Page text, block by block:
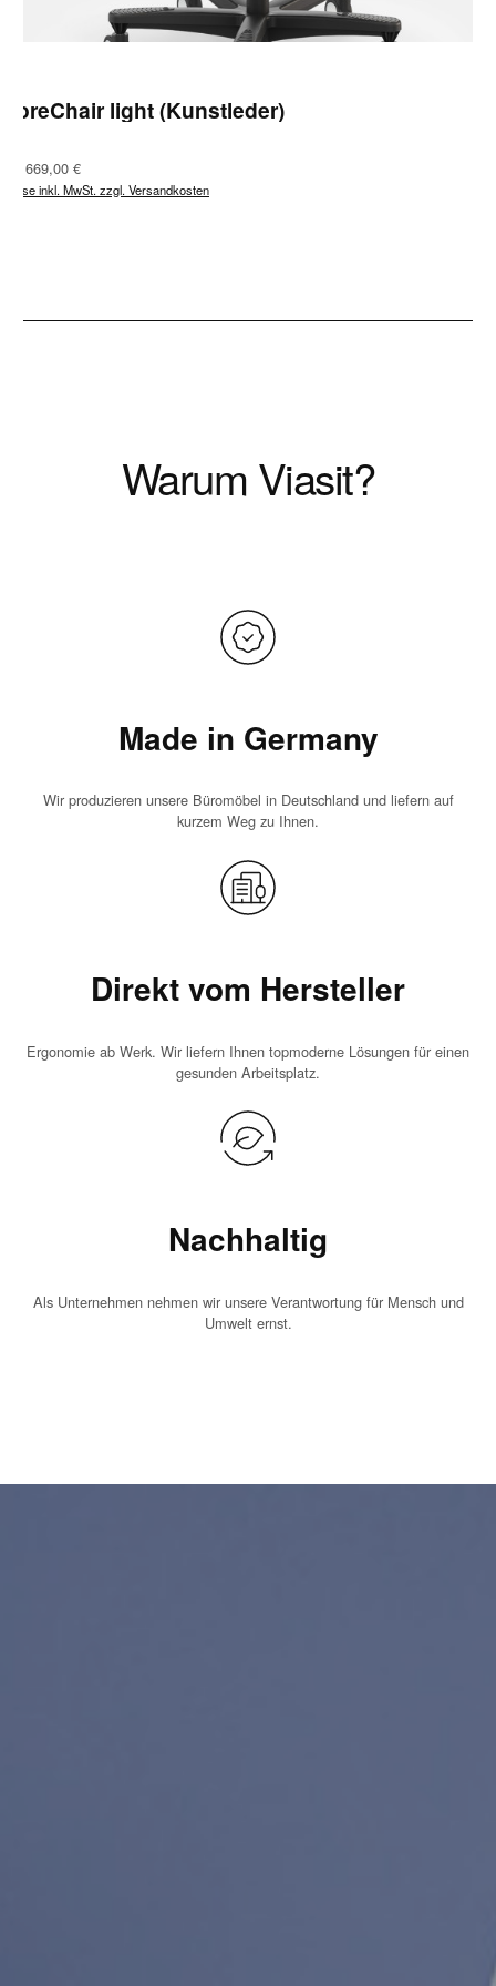
CoreChair light (Kunstleder)
Regulärer Preis:
669,00 €
Preise inkl. MwSt. zzgl. Versandkosten
Warum Viasit?
Made in Germany
Wir produzieren unsere Büromöbel in Deutschland und liefern auf
kurzem Weg zu Ihnen.
Direkt vom Hersteller
Ergonomie ab Werk. Wir liefern Ihnen topmoderne Lösungen für einen
gesunden Arbeitsplatz.
Nachhaltig
Als Unternehmen nehmen wir unsere Verantwortung für Mensch und
Umwelt ernst.